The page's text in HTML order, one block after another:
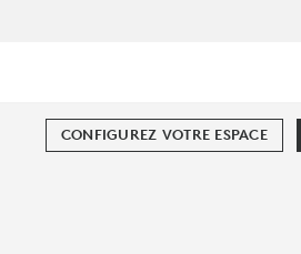
CONFIGUREZ VOTRE ESPACE